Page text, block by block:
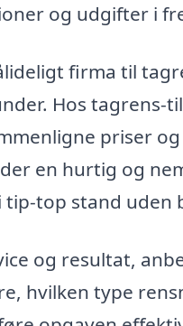
og udgifter i
firma til
Hos
priser
en hurtig og
tip-top stand uden
og resultat,
hvilken type